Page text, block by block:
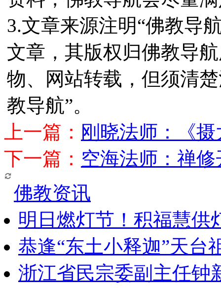
3.文章来源注明“佛教导
文章，其版权归佛教导
物、网站转载，但须清
教导航”。
上一篇： 刚晓法师：《
下一篇： 空海法师：禅
佛教资讯
明日燃灯节！积福慧供
恭逢“东土小释迦”天台
浙江省民宗委副主任钟